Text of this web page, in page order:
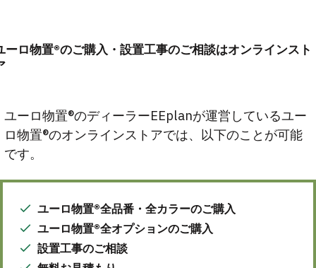
ーロ物置®のご購入・設置工事のご相談はオンラインスト
ユーロ物置®のディーラーEEplanが運営しているユー
ロ物置®のオンラインストアでは、以下のことが可能
です。
ユーロ物置®全品番・全カラーのご購入
ユーロ物置®全オプションのご購入
設置工事のご相談